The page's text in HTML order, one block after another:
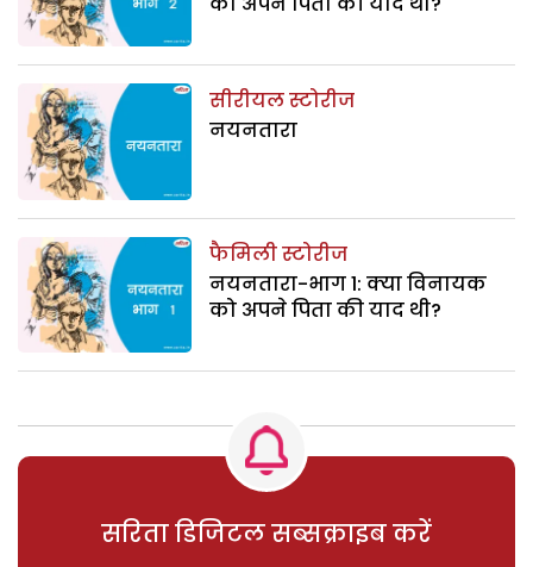
सीरीयल स्टोरीज
नयनतारा
फैमिली स्टोरीज
नयनतारा-भाग 1: क्या विनायक
को अपने पिता की याद थी?
सरिता डिजिटल सब्सक्राइब करें